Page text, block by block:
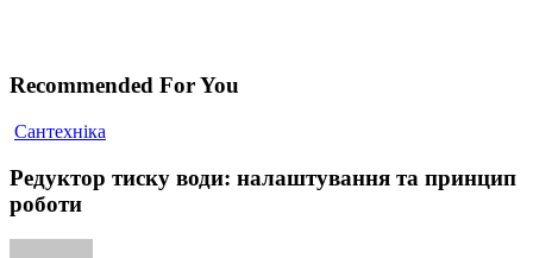
Recommended For You
Cантехніка
води:
налаштування
Редуктор тиску води: налаштування та принцип
роботи